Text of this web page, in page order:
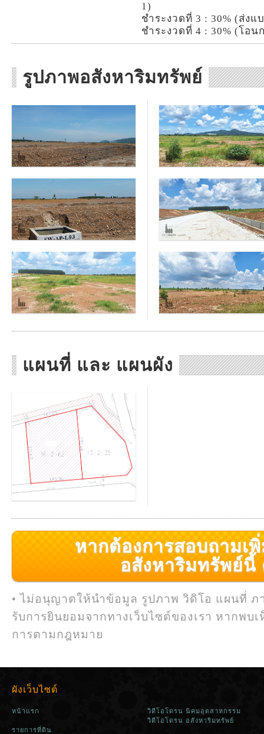
1)
ชำระงวดที่ 3 : 30% (ส่งแ
ชำระงวดที่ 4 : 30% (โอ
รูปภาพอสังหาริมทรัพย์
แผนที่ และ แผนผัง
หากต้องการสอบถามเ
อสังหาริมทรัพย์นี้
• ไม่อนุญาตให้นำข้อมูล รูปภาพ วิดิโอ แผนที่ ภ
รับการยินยอมจากทางเว็บไซต์ของเรา หากพบ
การตามกฎหมาย
ผังเว็บไซต์
หน้าแรก
รายการที่ดิน
วิดีโอโดรน นิคมอุตสาหกรรม
วิดีโอโดรน อสังหาริมทรัพย์